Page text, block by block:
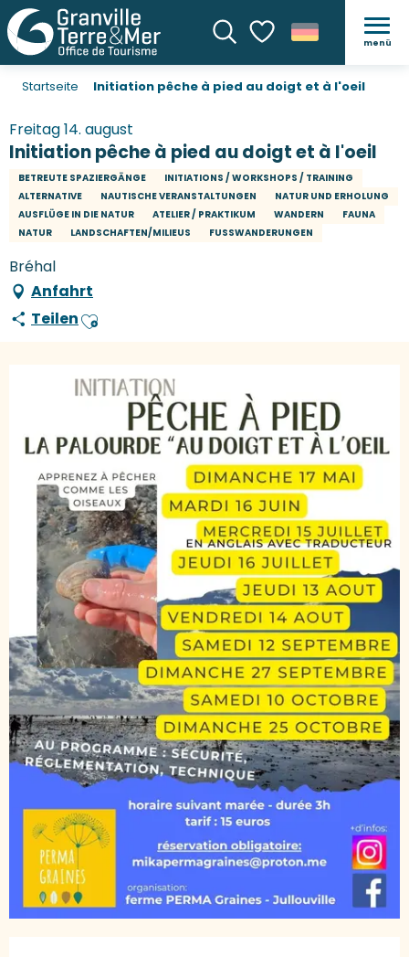
SucheVoir les favoris
menü
Startseite Initiation pêche à pied au doigt et à l'oeil
Freitag 14. august
Initiation pêche à pied au doigt et à l'oeil
BETREUTE SPAZIERGÄNGE
INITIATIONS / WORKSHOPS / TRAINING
ALTERNATIVE
NAUTISCHE VERANSTALTUNGEN
NATUR UND ERHOLUNG
AUSFLÜGE IN DIE NATUR
ATELIER / PRAKTIKUM WANDERN
FAUNA
NATUR
LANDSCHAFTEN/MILIEUS FUSSWANDERUNGEN
Bréhal
Anfahrt
TeilenAjouter aux favoris